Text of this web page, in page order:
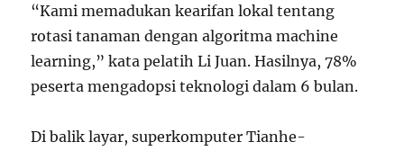
“Kami memadukan kearifan lokal tentang
rotasi tanaman dengan algoritma machine
learning,” kata pelatih Li Juan. Hasilnya, 78%
peserta mengadopsi teknologi dalam 6 bulan.
Di balik layar, superkomputer Tianhe-